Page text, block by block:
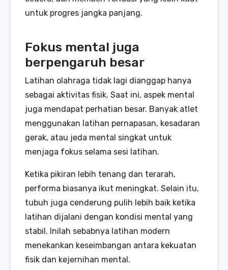
untuk progres jangka panjang.
Fokus mental juga
berpengaruh besar
Latihan olahraga tidak lagi dianggap hanya
sebagai aktivitas fisik. Saat ini, aspek mental
juga mendapat perhatian besar. Banyak atlet
menggunakan latihan pernapasan, kesadaran
gerak, atau jeda mental singkat untuk
menjaga fokus selama sesi latihan.
Ketika pikiran lebih tenang dan terarah,
performa biasanya ikut meningkat. Selain itu,
tubuh juga cenderung pulih lebih baik ketika
latihan dijalani dengan kondisi mental yang
stabil. Inilah sebabnya latihan modern
menekankan keseimbangan antara kekuatan
fisik dan kejernihan mental.